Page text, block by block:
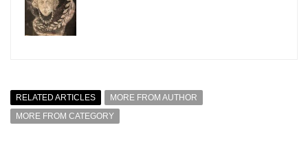
RELATED ARTICLES
MORE FROM AUTHOR
MORE FROM CATEGORY